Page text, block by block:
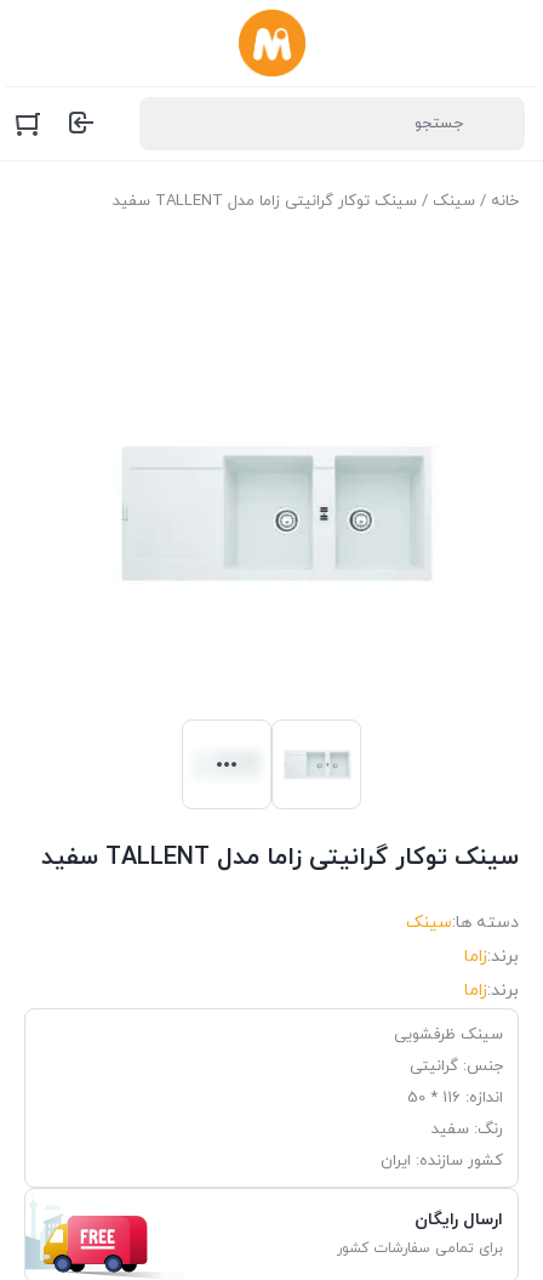
خانه / سینک / سینک توکار گرانیتی زاما مدل TALLENT سفید
سینک توکار گرانیتی زاما مدل TALLENT سفید
دسته ها:سینک
برند:زاما
برند:زاما
سینک ظرفشویی
جنس: گرانیتی
اندازه: 116 * 50
رنگ: سفید
کشور سازنده: ایران
ارسال رایگان
برای تمامی سفارشات کشور